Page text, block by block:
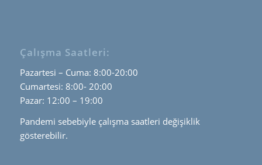
Çalışma Saatleri:
Pazartesi – Cuma: 8:00-20:00
Cumartesi: 8:00- 20:00
Pazar: 12:00 – 19:00
Pandemi sebebiyle çalışma saatleri değişiklik
gösterebilir.